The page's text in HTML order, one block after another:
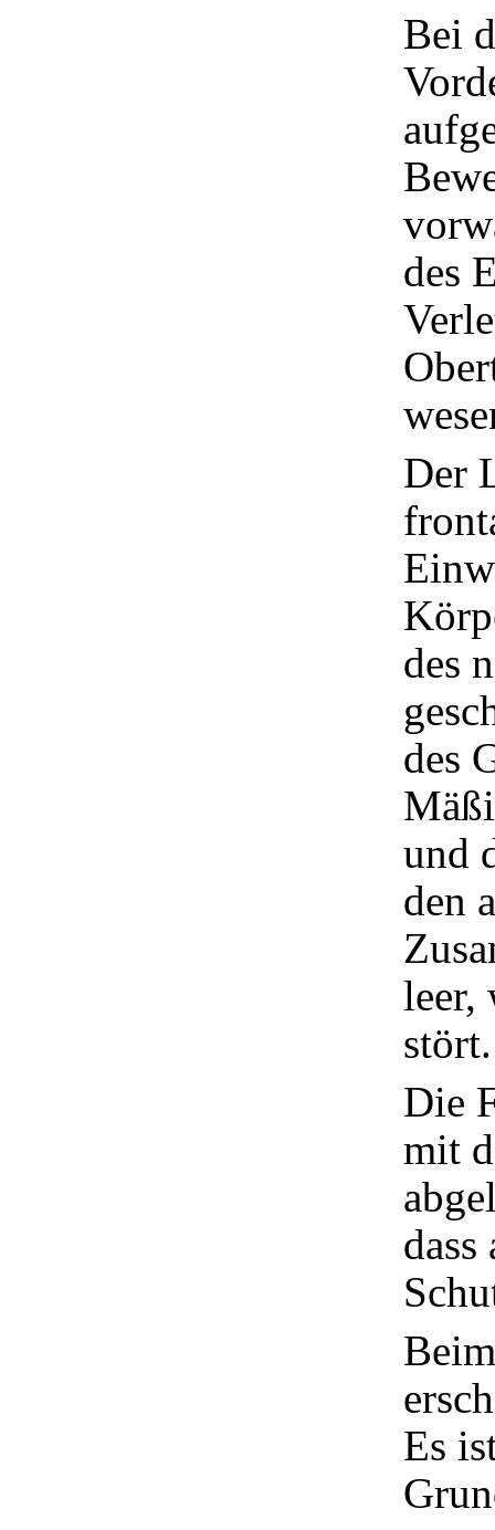
Bei
des
Der
des
des
und
den
leer,
stört.
Die
mit
dass
Es